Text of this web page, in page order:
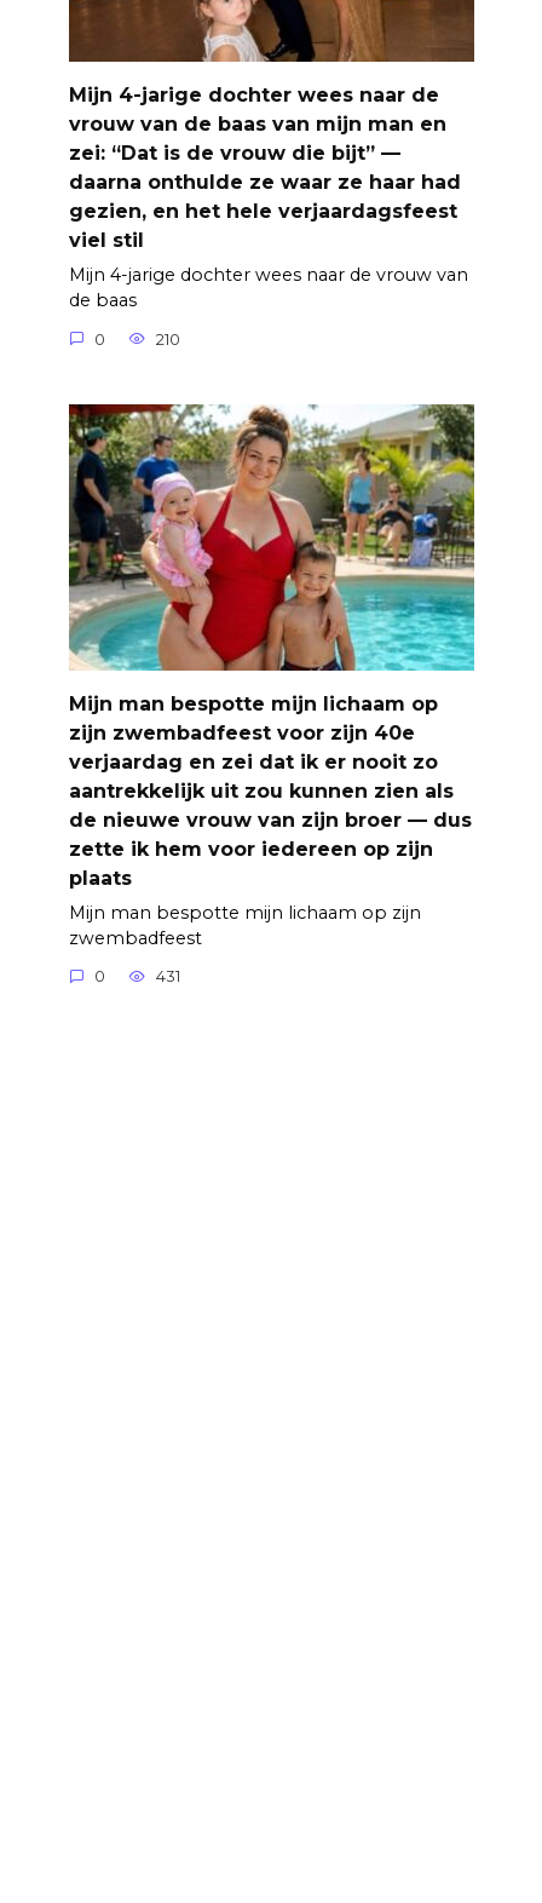
Mijn 4-jarige dochter wees naar de
vrouw van de baas van mijn man en
zei: “Dat is de vrouw die bijt” —
daarna onthulde ze waar ze haar had
gezien, en het hele verjaardagsfeest
viel stil
Mijn 4-jarige dochter wees naar de vrouw van
de baas
0 210
Mijn man bespotte mijn lichaam op
zijn zwembadfeest voor zijn 40e
verjaardag en zei dat ik er nooit zo
aantrekkelijk uit zou kunnen zien als
de nieuwe vrouw van zijn broer — dus
zette ik hem voor iedereen op zijn
plaats
Mijn man bespotte mijn lichaam op zijn
zwembadfeest
0 431